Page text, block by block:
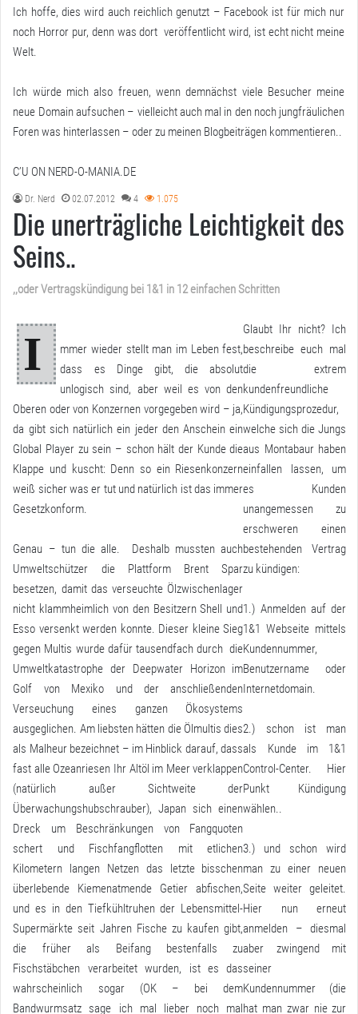
Ich hoffe, dies wird auch reichlich genutzt – Facebook ist für mich nur
noch Horror pur, denn was dort veröffentlicht wird, ist echt nicht meine
Welt.
Ich würde mich also freuen, wenn demnächst viele Besucher meine
neue Domain aufsuchen – vielleicht auch mal in den noch jungfräulichen
Foren was hinterlassen – oder zu meinen Blogbeiträgen kommentieren..
C’U ON NERD-O-MANIA.DE
Dr. Nerd 02.07.2012 4 1.075
Die unerträgliche Leichtigkeit des
Seins..
,,oder Vertragskündigung bei 1&1 in 12 einfachen Schritten
I
mmer wieder stellt man im Leben fest,
dass es Dinge gibt, die absolut
unlogisch sind, aber weil es von den
Oberen oder von Konzernen vorgegeben wird – ja,
da gibt sich natürlich ein jeder den Anschein ein
Global Player zu sein – schon hält der Kunde die
Klappe und kuscht: Denn so ein Riesenkonzern
weiß sicher was er tut und natürlich ist das immer
Gesetzkonform.
Genau – tun die alle. Deshalb mussten auch
Umweltschützer die Plattform Brent Spar
besetzen, damit das verseuchte Ölzwischenlager
nicht klammheimlich von den Besitzern Shell und
Esso versenkt werden konnte. Dieser kleine Sieg
gegen Multis wurde dafür tausendfach durch die
Umweltkatastrophe der Deepwater Horizon im
Golf von Mexiko und der anschließenden
Verseuchung eines ganzen Ökosystems
ausgeglichen. Am liebsten hätten die Ölmultis dies
als Malheur bezeichnet – im Hinblick darauf, dass
fast alle Ozeanriesen Ihr Altöl im Meer verklappen
(natürlich außer Sichtweite der
Überwachungshubschrauber), Japan sich einen
Dreck um Beschränkungen von Fangquoten
schert und Fischfangflotten mit etlichen
Kilometern langen Netzen das letzte bisschen
überlebende Kiemenatmende Getier abfischen,
und es in den Tiefkühltruhen der Lebensmittel-
Supermärkte seit Jahren Fische zu kaufen gibt,
die früher als Beifang bestenfalls zu
Fischstäbchen verarbeitet wurden, ist es das
wahrscheinlich sogar (OK – bei dem
Bandwurmsatz sage ich mal lieber noch mal
Glaubt Ihr nicht? Ich
beschreibe euch mal
die extrem
kundenfreundliche
Kündigungsprozedur,
welche sich die Jungs
aus Montabaur haben
einfallen lassen, um
es Kunden
unangemessen zu
erschweren einen
bestehenden Vertrag
zu kündigen:
1.) Anmelden auf der
1&1 Webseite mittels
Kundennummer,
Benutzername oder
Internetdomain.
2.) schon ist man
als Kunde im 1&1
Control-Center. Hier
Punkt Kündigung
wählen..
3.) und schon wird
man zu einer neuen
Seite weiter geleitet.
Hier nun erneut
anmelden – diesmal
aber zwingend mit
seiner
Kundennummer (die
hat man zwar nie zur